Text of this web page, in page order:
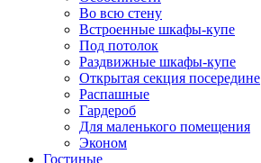
Во всю стену
Встроенные шкафы-купе
Под потолок
Раздвижные шкафы-купе
Открытая секция посередине
Распашные
Гардероб
Для маленького помещения
Эконом
Гостиные